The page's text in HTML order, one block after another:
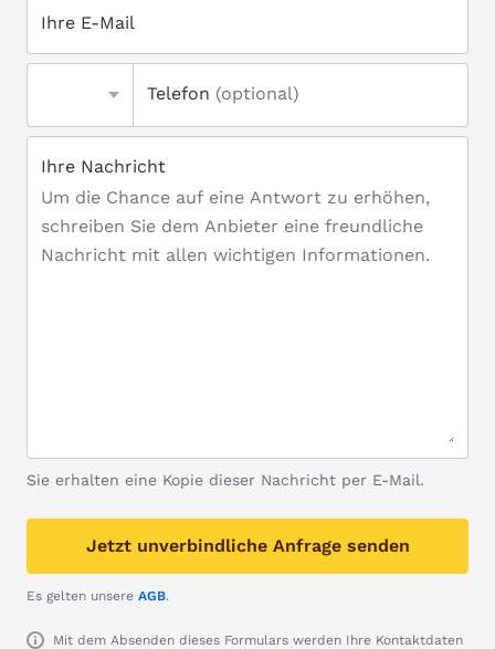
Ihre E-Mail
Telefon (optional)
Ihre Nachricht
Sie erhalten eine Kopie dieser Nachricht per E-Mail.
Jetzt unverbindliche Anfrage senden
Es gelten unsere AGB.
Mit dem Absenden dieses Formulars werden Ihre Kontaktdaten